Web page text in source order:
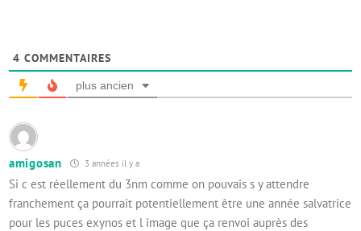
4 COMMENTAIRES
plus ancien
amigosan 3 années il y a
Si c est réellement du 3nm comme on pouvais s y attendre
franchement ça pourrait potentiellement être une année salvatrice
pour les puces exynos et l image que ça renvoi auprès des